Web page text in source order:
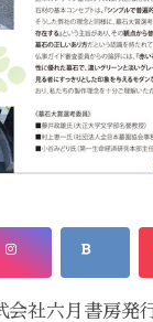
会社六月書房発